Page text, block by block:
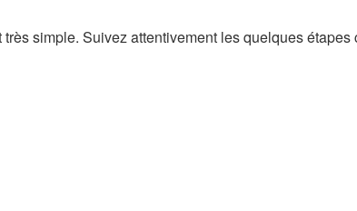
très simple. Suivez attentivement les quelques étapes